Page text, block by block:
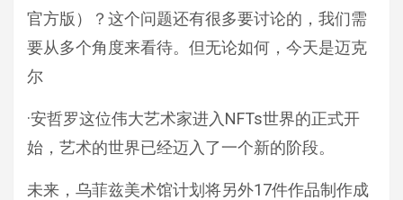
官方版）？这个问题还有很多要讨论的，我们需
要从多个角度来看待。但无论如何，今天是迈克
尔
·安哲罗这位伟大艺术家进入NFTs世界的正式开
始，艺术的世界已经迈入了一个新的阶段。
未来，乌菲兹美术馆计划将另外17件作品制作成